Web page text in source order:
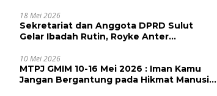
Apresiasi Tinggi
18 Mei 2026
Sekretariat dan Anggota DPRD Sulut
Gelar Ibadah Rutin, Royke Anter
dan Pengingat
10 Mei 2026
MTPJ GMIM 10-16 Mei 2026 : Iman Kamu
Jangan Bergantung pada Hikmat Manusia,